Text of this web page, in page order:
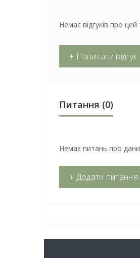
Немає відгуків про цей
+ Написати відгук
Питання (0)
Немає питань про
+ Додати питання